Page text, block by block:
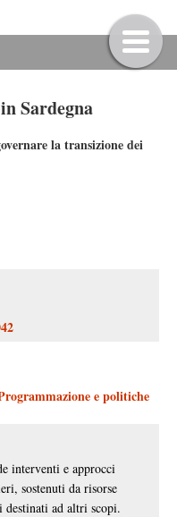
Sardegna
la transizione dei
e politiche
interventi e approcci
sostenuti da risorse
destinati ad altri scopi.